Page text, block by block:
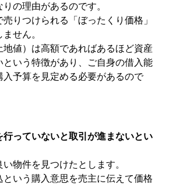
の理由があるのです。
りつけられる「ぼったくり価格」
せん。
地値）は高額であればあるほど資産
という特徴があり、ご自身の借入能
入予算を見定める必要があるので
行っていないと取引が進まないとい
物件を見つけたとします。
という購入意思を売主に伝えて価格